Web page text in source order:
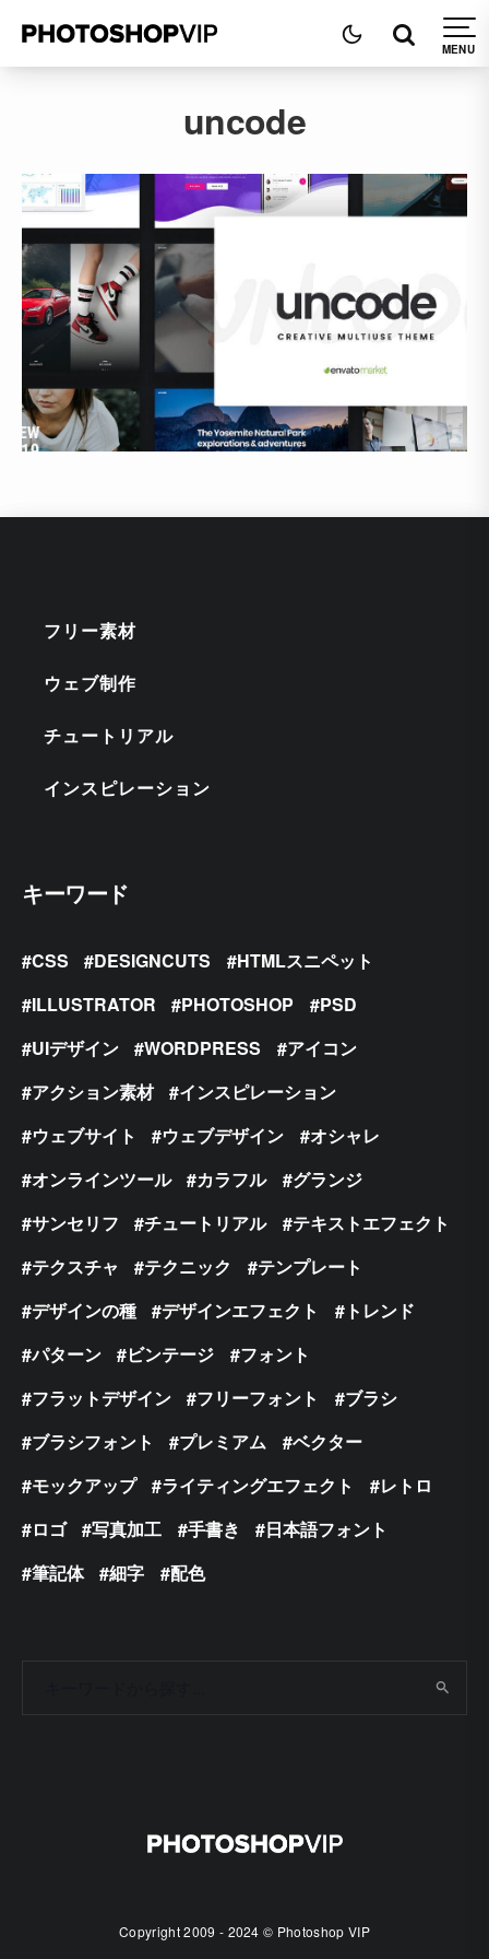
uncode
フリー素材
ウェブ制作
チュートリアル
インスピレーション
キーワード
CSS DESIGNCUTS
HTMLスニペット
ILLUSTRATOR
PHOTOSHOP
PSD
UIデザイン
WORDPRESS
アイコン
アクション素材
インスピレーション
ウェブサイト
ウェブデザイン
オシャレ
オンラインツール
カラフル
グランジ
サンセリフ
チュートリアル
テキストエフェクト
テクスチャ
テクニック
テンプレート
デザインの種
デザインエフェクト
トレンド
パターン
ビンテージ
フォント
フラットデザイン
フリーフォント
ブラシ
ブラシフォント
プレミアム
ベクター
モックアップ
ライティングエフェクト
レトロ
ロゴ
写真加工 手書き
日本語フォント
筆記体
細字 配色
Copyright 2009 - 2024 © Photoshop VIP